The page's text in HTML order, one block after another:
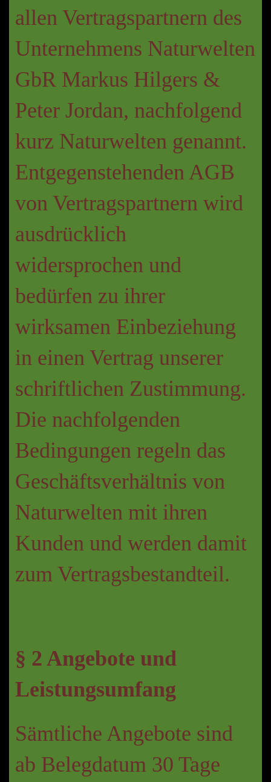
allen Vertragspartnern des
Unternehmens Naturwelten
GbR Markus Hilgers &
Peter Jordan, nachfolgend
kurz Naturwelten genannt.
Entgegenstehenden AGB
von Vertragspartnern wird
ausdrücklich
widersprochen und
bedürfen zu ihrer
wirksamen Einbeziehung
in einen Vertrag unserer
schriftlichen Zustimmung.
Die nachfolgenden
Bedingungen regeln das
Geschäftsverhältnis von
Naturwelten mit ihren
Kunden und werden damit
zum Vertragsbestandteil.
§ 2 Angebote und
Leistungsumfang
Sämtliche Angebote sind
ab Belegdatum 30 Tage